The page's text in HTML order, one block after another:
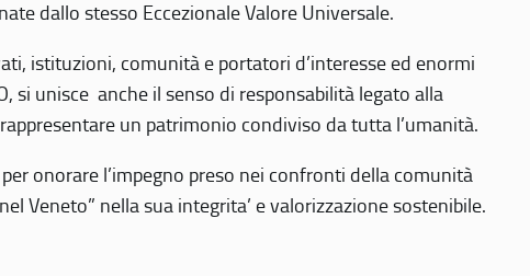
dallo stesso Eccezionale Valore Universale.
istituzioni, comunità e portatori d’interesse ed enormi
si unisce anche il senso di responsabilità legato alla
un patrimonio condiviso da tutta l’umanità.
onorare l’impegno preso nei confronti della comunità
Veneto” nella sua integrita’ e valorizzazione sostenibile.